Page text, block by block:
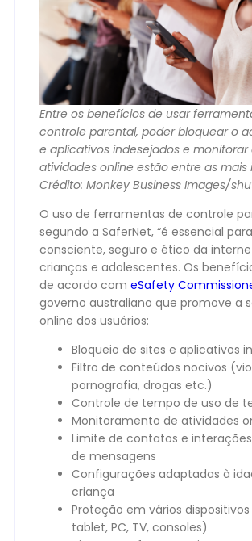
Entre os benefícios de usar
controle parental, poder bloquear o
e aplicativos indesejados e monitorar
atividades online estão entre as mais
Crédito: Monkey Business Images/
O uso de ferramentas de controle
segundo a SaferNet, “é essencial
consciente, seguro e ético da
crianças e adolescentes. Os
de acordo com eSafety
governo australiano que promove a
online dos usuários:
Bloqueio de sites e aplicativos
Filtro de conteúdos nocivos
pornografia, drogas etc.)
Controle de tempo de uso de
Monitoramento de atividades
Limite de contatos e
de mensagens
Configurações adaptadas à
criança
Proteção em vários
tablet, PC, TV, consoles)